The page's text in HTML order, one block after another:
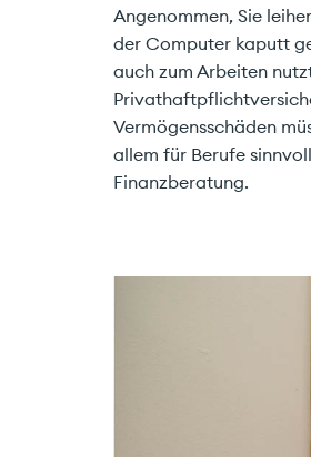
Angenommen, Sie
der Computer kaputt
auch zum Arbeiten
Vermögensschäden
allem für Berufe
Finanzberatung.
Ich
Pelikanweg 2